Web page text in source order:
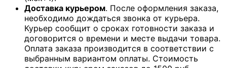
Доставка курьером. После оформления заказа,
необходимо дождаться звонка от курьера.
Курьер сообщит о сроках готовности заказа и
договорится о времени и месте выдачи товара.
Оплата заказа производится в соответствии с
выбранным вариантом оплаты. Стоимость